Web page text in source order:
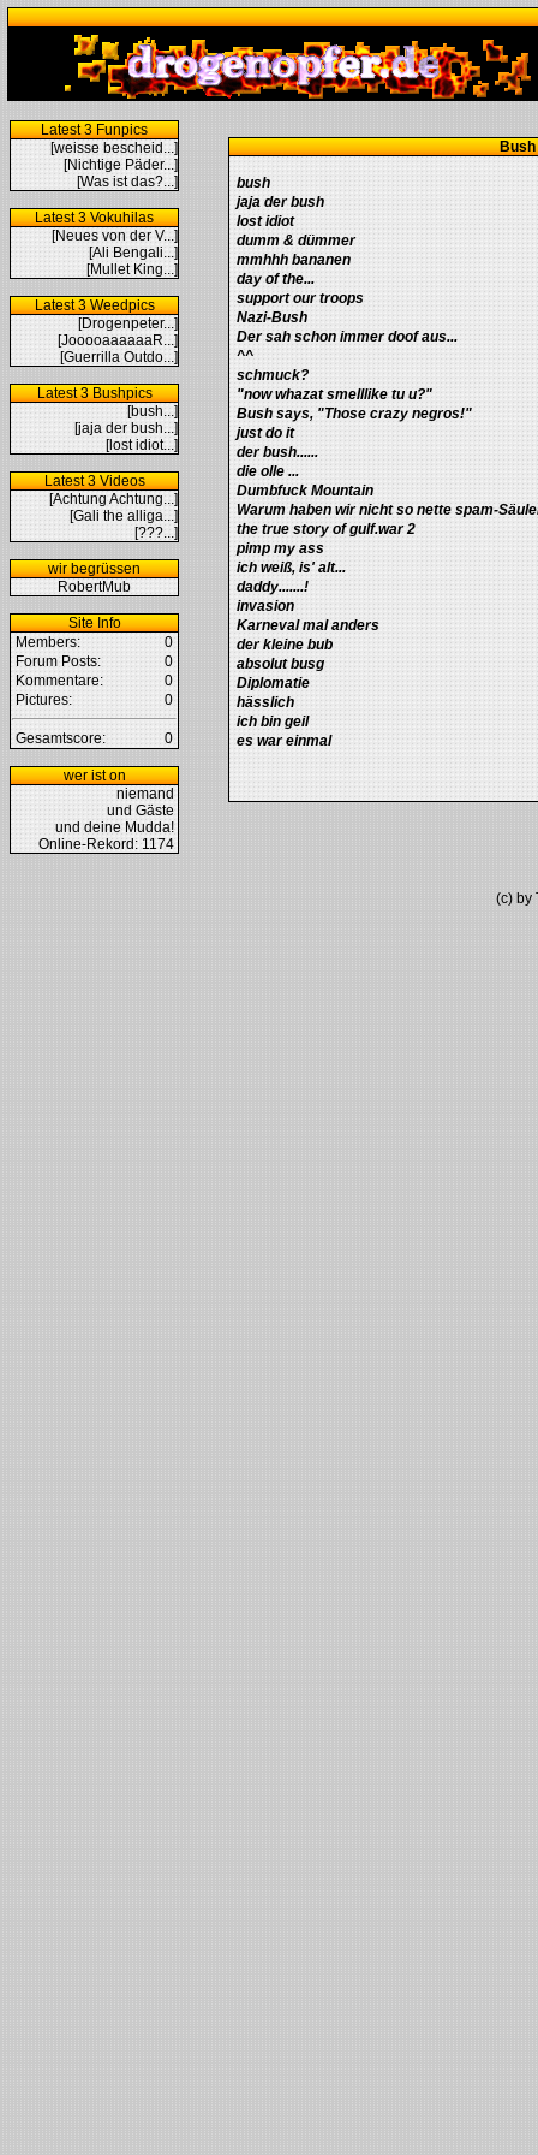
Latest 3 Funpics
[weisse bescheid...]
[Nichtige Päder...]
[Was ist das?...]
Latest 3 Vokuhilas
[Neues von der V...]
[Ali Bengali...]
[Mullet King...]
Latest 3 Weedpics
[Drogenpeter...]
[JooooaaaaaaR...]
[Guerrilla Outdo...]
Latest 3 Bushpics
[bush...]
[jaja der bush...]
[lost idiot...]
Latest 3 Videos
[Achtung Achtung...]
[Gali the alliga...]
[???...]
wir begrüssen
RobertMub
Site Info
Members:
0
Forum Posts:
0
Kommentare:
0
Pictures:
0
Gesamtscore: 0
wer ist on
niemand
und Gäste
und deine Mudda!
Online-Rekord: 1174
Bush
bush
jaja der bush
lost idiot
dumm & dümmer
mmhhh bananen
day of the...
support our troops
Nazi-Bush
Der sah schon immer doof aus...
^^
schmuck?
"now whazat smelllike tu u?"
Bush says, "Those crazy negros!"
just do it
der bush......
die olle ...
Dumbfuck Mountain
Warum haben wir nicht so nette spam-
the true story of gulf.war 2
pimp my ass
ich weiß, is' alt...
daddy.......!
invasion
Karneval mal anders
der kleine bub
absolut busg
Diplomatie
hässlich
ich bin geil
es war einmal
(c) by